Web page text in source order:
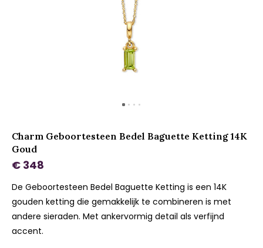
Charm Geboortesteen Bedel Baguette Ketting 14K
Goud
€ 348
De Geboortesteen Bedel Baguette Ketting is een 14K
gouden ketting die gemakkelijk te combineren is met
andere sieraden. Met ankervormig detail als verfijnd
accent.